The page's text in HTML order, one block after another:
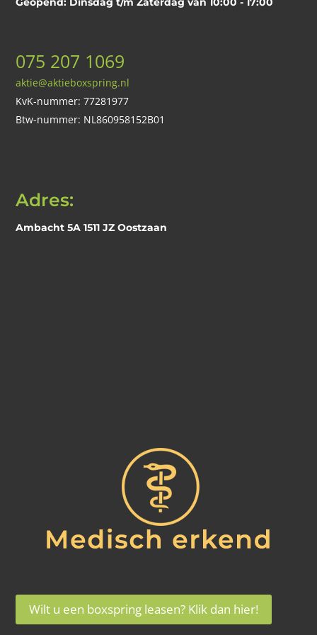
075 207 1069
aktie@aktieboxspring.nl
KvK-nummer: 77281977
Btw-nummer: NL860958152B01
Adres:
Ambacht 5A 1511 JZ Oostzaan
Wilt u een boxspring leasen? Klik dan hier!